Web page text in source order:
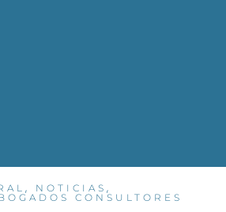
, NOTICIAS ,
CONSULTORES